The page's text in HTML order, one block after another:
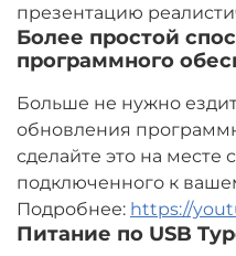
презентацию
Более простой
программного
Больше не нужно
обновления
сделайте это на
подключенного к
​Подробнее: https://
Питание по USB